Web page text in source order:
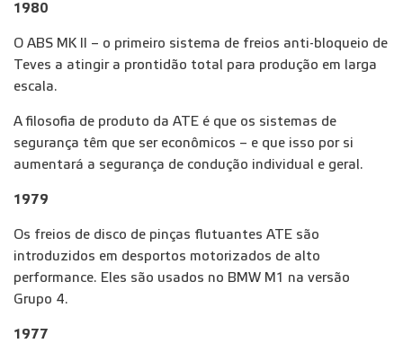
1980
O ABS MK II – o primeiro sistema de freios anti-bloqueio de
Teves a atingir a prontidão total para produção em larga
escala.
A filosofia de produto da ATE é que os sistemas de
segurança têm que ser econômicos – e que isso por si
aumentará a segurança de condução individual e geral.
1979
Os freios de disco de pinças flutuantes ATE são
introduzidos em desportos motorizados de alto
performance. Eles são usados no BMW M1 na versão
Grupo 4.
1977